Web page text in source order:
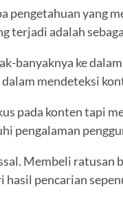
pengetahuan yang
terjadi adalah
banyaknya ke
mendeteksi
pada konten tapi
pengalaman
Membeli
pencarian